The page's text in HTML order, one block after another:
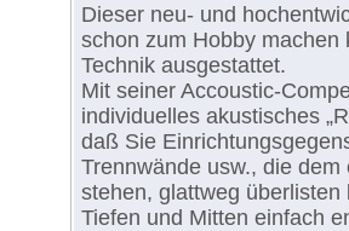
Dieser neu- und
schon zum Hobby
Technik ausgestattet.
Mit seiner Accoustic-
individuelles akustisches
daß Sie
Trennwände usw., die
stehen, glattweg
Tiefen und Mitten einfach